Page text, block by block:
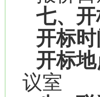
七、
开标时
开标地
议室